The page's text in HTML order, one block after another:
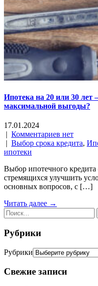
Ипотека на 20 или 30 лет
максимальной выгоды?
17.01.2024
| Комментариев нет
| Выбор срока кредита,
ипотеки
Выбор ипотечного
стремящихся улучшить
основных вопросов, с […]
Читать далее →
Рубрики
Рубрики
Свежие записи